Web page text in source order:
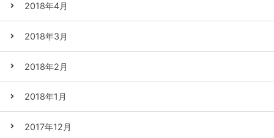
2018年4月
2018年3月
2018年2月
2018年1月
2017年12月